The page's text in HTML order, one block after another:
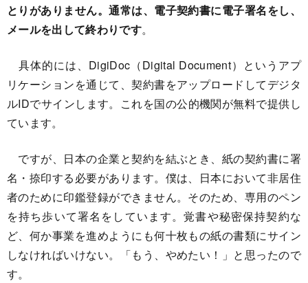
とりがありません。通常は、電子契約書に電子署名をし、
メールを出して終わりです。
具体的には、DigiDoc（Digital Document）というアプ
リケーションを通じて、契約書をアップロードしてデジタ
ルIDでサインします。これを国の公的機関が無料で提供し
ています。
ですが、日本の企業と契約を結ぶとき、紙の契約書に署
名・捺印する必要があります。僕は、日本において非居住
者のために印鑑登録ができません。そのため、専用のペン
を持ち歩いて署名をしています。覚書や秘密保持契約な
ど、何か事業を進めようにも何十枚もの紙の書類にサイン
しなければいけない。「もう、やめたい！」と思ったので
す。